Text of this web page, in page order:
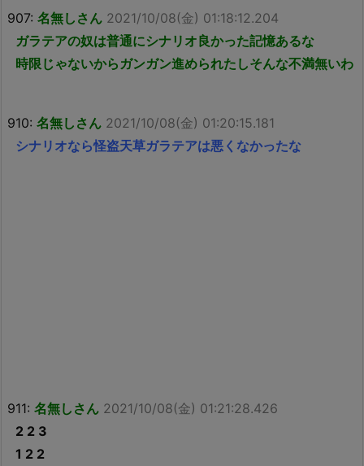
907: 名無しさん 2021/10/08(金) 01:18:12.204
ガラテアの奴は普通にシナリオ良かった記憶あるな
時限じゃないからガンガン進められたしそんな不満無いわ
910: 名無しさん 2021/10/08(金) 01:20:15.181
シナリオなら怪盗天草ガラテアは悪くなかったな
911: 名無しさん 2021/10/08(金) 01:21:28.426
2 2 3
1 2 2